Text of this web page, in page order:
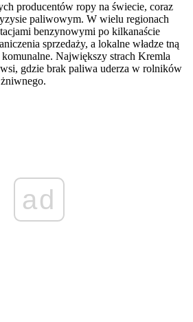
producentów ropy na świecie, coraz
paliwowym. W wielu regionach
benzynowymi po kilkanaście
sprzedaży, a lokalne władze tną
Największy strach Kremla
gdzie brak paliwa uderza w rolników
ad